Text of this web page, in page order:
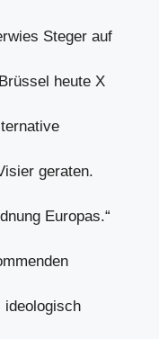
Steger auf
heute X
geraten.
Europas.“
ideologisch